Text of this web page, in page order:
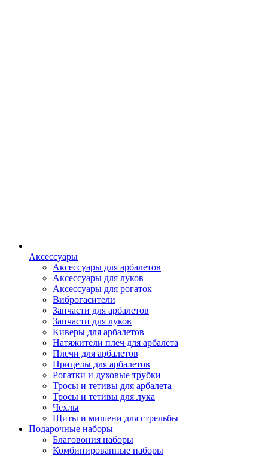
Аксессуары
Аксессуары для арбалетов
Аксессуары для луков
Аксессуары для рогаток
Виброгасители
Запчасти для арбалетов
Запчасти для луков
Киверы для арбалетов
Натяжители плеч для арбалета
Плечи для арбалетов
Прицелы для арбалетов
Рогатки и духовые трубки
Тросы и тетивы для арбалета
Тросы и тетивы для лука
Чехлы
Щиты и мишени для стрельбы
Подарочные наборы
Благовония наборы
Комбинированные наборы